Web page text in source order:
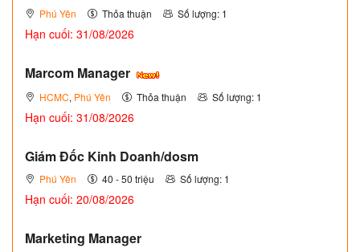
Phú Yên Thỏa thuận Số lượng: 1
Hạn cuối: 31/08/2026
Marcom Manager
HCMC, Phú Yên Thỏa thuận Số lượng: 1
Hạn cuối: 31/08/2026
Giám Đốc Kinh Doanh/dosm
Phú Yên 40 - 50 triệu Số lượng: 1
Hạn cuối: 20/08/2026
Marketing Manager